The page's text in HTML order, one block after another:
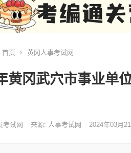
首页 黄冈人事考试网
黄冈武穴市事业单
考试网 来源: 人事考试网 2024年03月21